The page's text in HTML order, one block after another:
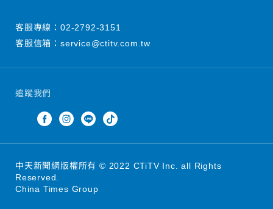
追蹤我們
客服專線： 02-2792-3151
客服信箱： service@ctitv.com.tw
中天新聞網版權所有 © 2022 CTiTV Inc. all Rights
Reserved.
China Times Group